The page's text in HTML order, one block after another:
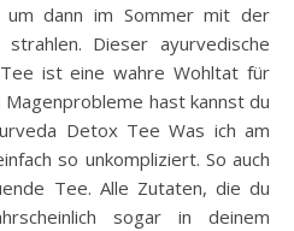
dann im Sommer mit der
Dieser ayurvedische
ist eine wahre Wohltat für
hast kannst du
Detox Tee Was ich am
so unkompliziert. So auch
Tee. Alle Zutaten, die du
sogar in deinem